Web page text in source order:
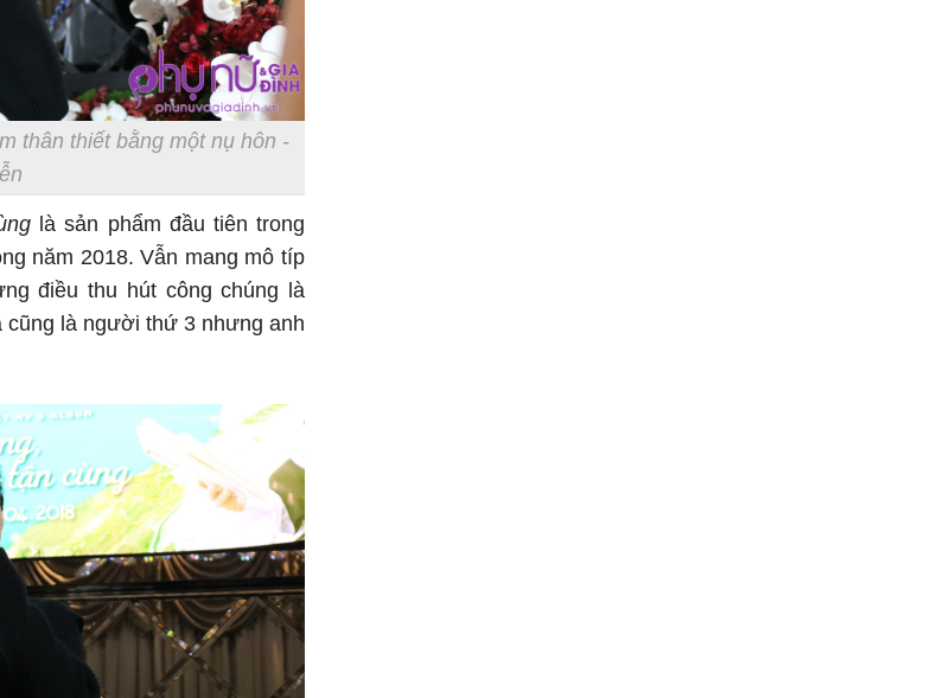
thân thiết bằng một nụ hôn -
là sản phẩm đầu tiên trong
năm 2018. Vẫn mang mô típ
điều thu hút công chúng là
là người thứ 3 nhưng anh